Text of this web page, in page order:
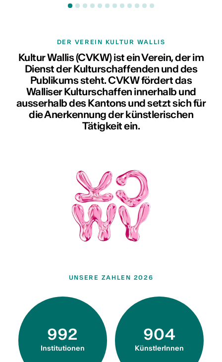
DER VEREIN KULTUR WALLIS
Kultur Wallis (CVKW) ist ein Verein, der im
Dienst der Kulturschaffenden und des
Publikums steht. CVKW fördert das
Walliser Kulturschaffen innerhalb und
ausserhalb des Kantons und setzt sich für
die Anerkennung der künstlerischen
Tätigkeit ein.
UNSERE ZAHLEN 2026
992
Institutionen
904
KünstlerInnen